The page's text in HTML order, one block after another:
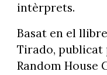
intèrprets.
Basat en el llibre
Tirado, publicat
Random House